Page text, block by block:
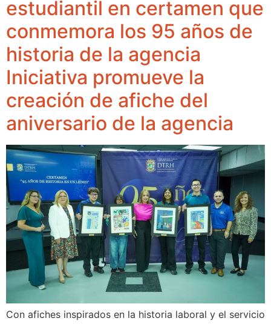
estudiantil en certamen que
conmemora los 95 años de
historia de la agencia
Iniciativa promueve la
creación de afiche del
aniversario de la agencia
Con afiches inspirados en la historia laboral y el servicio